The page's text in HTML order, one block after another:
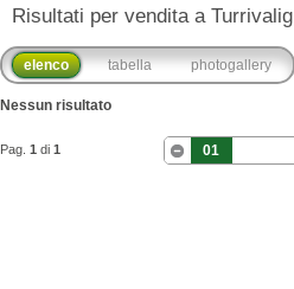
Risultati per vendita a
elenco tabella photogallery
Nessun risultato
Pag. 1 di 1 01